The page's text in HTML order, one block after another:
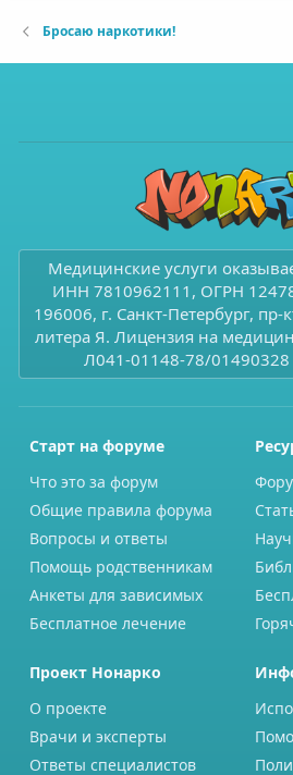
Бросаю наркотики!
Медицинские услуги
ИНН 7810962111, ОГРН
196006, г. Санкт-Петербург,
литера Я. Лицензия на
Л041-01148-78/01490328
Старт на форуме
Что это за форум
Общие правила форума
Вопросы и ответы
Помощь родственникам
Анкеты для зависимых
Бесплатное лечение
Проект Нонарко
О проекте
Врачи и эксперты
Ответы специалистов